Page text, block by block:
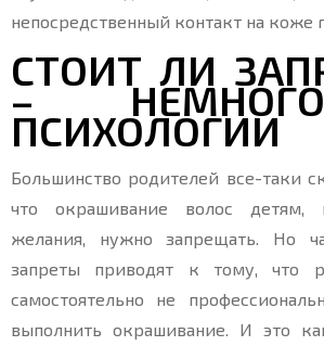
непосредственный контакт на коже
СТОИТ ЛИ
–
ПСИХОЛОГИИ
Большинство родителей все-таки
что окрашивание волос детям,
желания, нужно запрещать. Но
запреты приводят к тому, что
самостоятельно не
выполнить окрашивание. И это